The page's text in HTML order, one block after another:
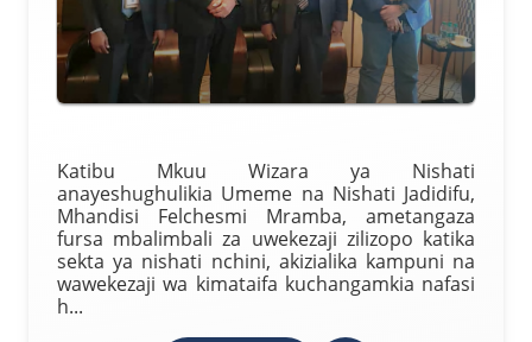
Katibu Mkuu Wizara ya Nishati
anayeshughulikia Umeme na Nishati Jadidifu,
Mhandisi Felchesmi Mramba, ametangaza
fursa mbalimbali za uwekezaji zilizopo katika
sekta ya nishati nchini, akizialika kampuni na
wawekezaji wa kimataifa kuchangamkia nafasi
h...